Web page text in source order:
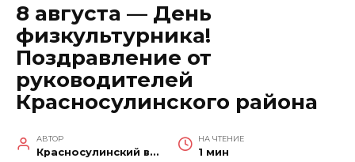
8 августа — День
физкультурника!
Поздравление от
руководителей
Красносулинского района
АВТОР
Красносулинский вестник
НА ЧТЕНИЕ
1 мин